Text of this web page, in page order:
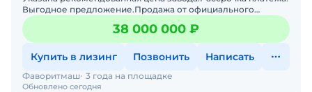
Выгодное предложение.Продажа от официального
дистрибьютора в России.Технологии: Бельгия.Без
наработки по
38 000 000 ₽
Купить в лизинг Позвонить Написать
Обновлено сегодня
Фаворитмаш 3 года на площадке